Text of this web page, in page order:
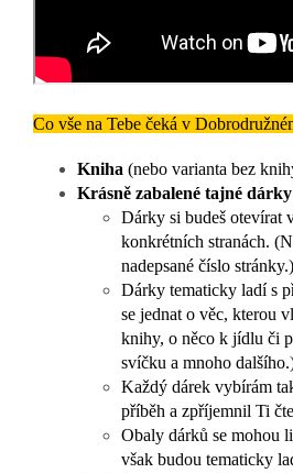
Co vše na Tebe čeká v
Kniha (nebo varianta bez
Krásně zabalené tajné
Dárky si budeš otevírat
konkrétních stranách. (
nadepsané číslo stránky.)
Dárky tematicky ladí s
se jednat o věc, kterou
knihy, o něco k jídlu či
svíčku a mnoho
Každý dárek vybírám
příběh a zpříjemnil Ti
Obaly dárků se mohou
však budou tematicky